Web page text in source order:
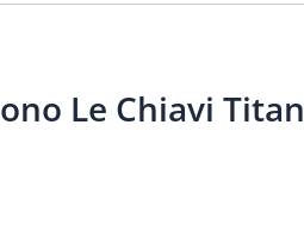
Le Chiavi Titan